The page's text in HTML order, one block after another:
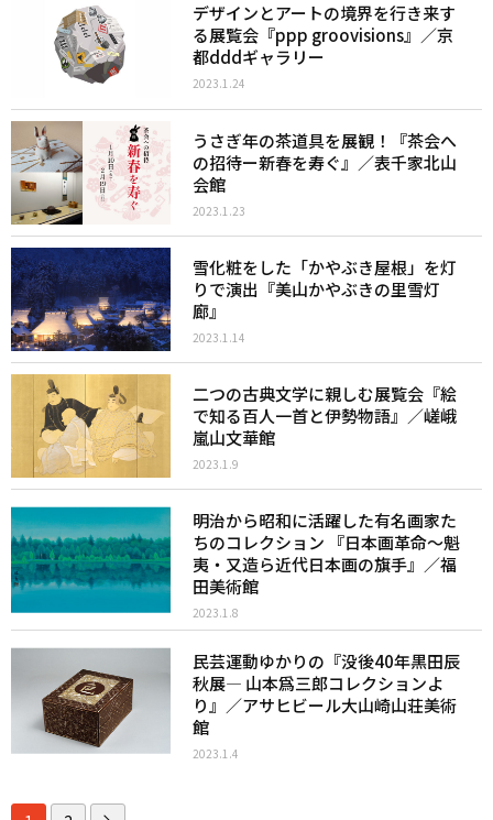
デザインとアートの境界を行き来す
る展覧会『ppp groovisions』／京
都dddギャラリー
2023.1.24
うさぎ年の茶道具を展観！『茶会へ
の招待ー新春を寿ぐ』／表千家北山
会館
2023.1.23
雪化粧をした「かやぶき屋根」を灯
りで演出『美山かやぶきの里雪灯
廊』
2023.1.14
二つの古典文学に親しむ展覧会『絵
で知る百人一首と伊勢物語』／嵯峨
嵐山文華館
2023.1.9
明治から昭和に活躍した有名画家た
ちのコレクション 『日本画革命～魁
夷・又造ら近代日本画の旗手』／福
田美術館
2023.1.8
民芸運動ゆかりの『没後40年黒田辰
秋展― 山本爲三郎コレクションよ
り』／アサヒビール大山崎山荘美術
館
2023.1.4